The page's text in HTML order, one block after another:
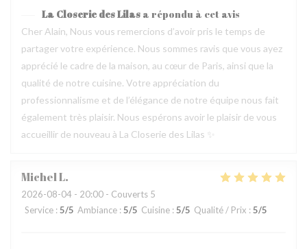
La Closerie des Lilas a répondu à cet avis
Cher Alain, Nous vous remercions d’avoir pris le temps de
partager votre expérience. Nous sommes ravis que vous ayez
apprécié le cadre de la maison, au cœur de Paris, ainsi que la
qualité de notre cuisine. Votre appréciation du
professionnalisme et de l’élégance de notre équipe nous fait
également très plaisir. Nous espérons avoir le plaisir de vous
accueillir de nouveau à La Closerie des Lilas ✨
MichelL
2026-08-04 - 20:00 - Couverts 5
Service : 5/5 Ambiance : 5/5 Cuisine : 5/5 Qualité / Prix : 5/5